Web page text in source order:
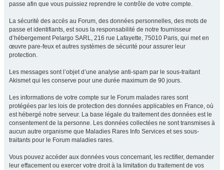
passe afin que vous puissiez reprendre le contrôle de votre compte.
La sécurité des accès au Forum, des données personnelles, des mots de
passe et identifiants, est sous la responsabilité de notre fournisseur
d’hébergement Pelargo SARL, 216 rue Lafayette, 75010 Paris, qui met en
œuvre pare-feux et autres systèmes de sécurité pour assurer leur
protection.
Les messages sont l’objet d’une analyse anti-spam par le sous-traitant
Akismet qui les conserve pour une durée maximum de 90 jours.
Les informations de votre compte sur le Forum malades rares sont
protégées par les lois de protection des données applicables en France, où
est hébergé notre serveur. La base légale du traitement des données est le
consentement de la personne. Les données collectées ne sont transmises à
aucun autre organisme que Maladies Rares Info Services et ses sous-
traitants pour le Forum maladies rares.
Vous pouvez accéder aux données vous concernant, les rectifier, demander
leur effacement ou exercer votre droit à la limitation du traitement de vos